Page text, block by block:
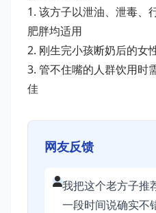
1. 该方子以泄油、泄毒、
肥胖均适用
2. 刚生完小孩断奶后的女
3. 管不住嘴的人群饮用时
佳
网友反馈
我把这个老方子推
一段时间说确实不